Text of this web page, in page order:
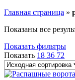
Главная страница »
Показаны все
Показать фильтры
Показать 18 36 72